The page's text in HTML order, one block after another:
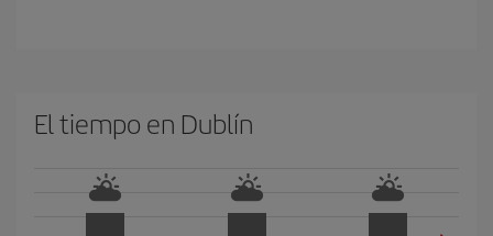
El tiempo en Dublín